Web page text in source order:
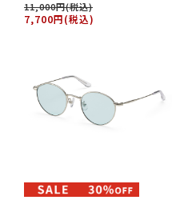
11,000円(税込)
7,700円(税込)